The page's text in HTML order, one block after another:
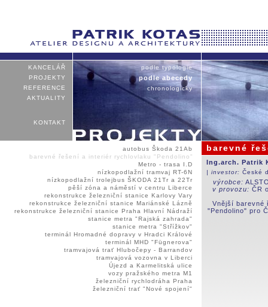
KANCELÁŘ
PROJEKTY
REFERENCE
AKTUALITY
KONTAKT
podle typologie
podle abecedy
chronologicky
autobus Škoda 21Ab
barevné řešení a interiér rychlovlaku "Pendolino"
Metro - trasa I.D
nízkopodlažní tramvaj RT-6N
nízkopodlažní trolejbus ŠKODA 21Tr a 22Tr
pěší zóna a náměstí v centru Liberce
rekonstrukce železniční stanice Karlovy Vary
rekonstrukce železniční stanice Mariánské Lázně
rekonstrukce železniční stanice Praha Hlavní Nádraží
stanice metra "Rajská zahrada"
stanice metra "Střížkov"
terminál Hromadné dopravy v Hradci Králové
terminál MHD "Fügnerova"
tramvajová trať Hlubočepy - Barrandov
tramvajová vozovna v Liberci
Újezd a Karmelitská ulice
vozy pražského metra M1
železniční rychlodráha Praha
železniční trať "Nové spojení"
barevné
Ing.arch. Patrik
| investor: České
výrobce:
v provozu: ČR
Vnější barevné
"Pendolino" pro